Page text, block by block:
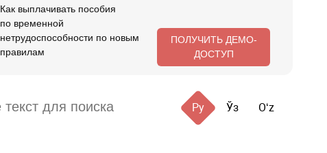
Как выплачивать пособия
по временной
нетрудоспособности по новым
правилам
ПОЛУЧИТЬ ДЕМО-
ДОСТУП
Ру Ўз Oʻz